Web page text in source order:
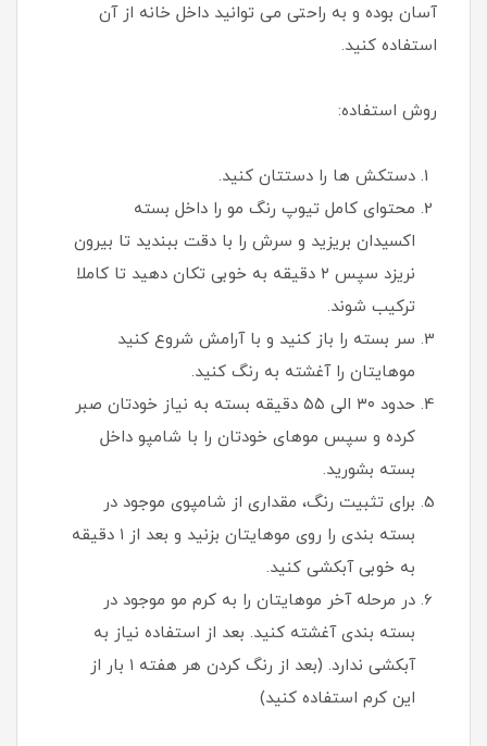
آسان بوده و به راحتی می توانید داخل خانه از آن
استفاده کنید.
روش استفاده:
دستکش ها را دستتان کنید.
محتوای کامل تیوپ رنگ مو را داخل بسته
اکسیدان بریزید و سرش را با دقت ببندید تا بیرون
نریزد سپس ۲ دقیقه به خوبی تکان دهید تا کاملا
ترکیب شوند.
سر بسته را باز کنید و با آرامش شروع کنید
موهایتان را آغشته به رنگ کنید.
حدود ۳۰ الی ۵۵ دقیقه بسته به نیاز خودتان صبر
کرده و سپس موهای خودتان را با شامپو داخل
بسته بشورید.
برای تثبیت رنگ، مقداری از شامپوی موجود در
بسته بندی را روی موهایتان بزنید و بعد از ۱ دقیقه
به خوبی آبکشی کنید.
در مرحله آخر موهایتان را به کرم مو موجود در
بسته بندی آغشته کنید. بعد از استفاده نیاز به
آبکشی ندارد. (بعد از رنگ کردن هر هفته ۱ بار از
این کرم استفاده کنید)